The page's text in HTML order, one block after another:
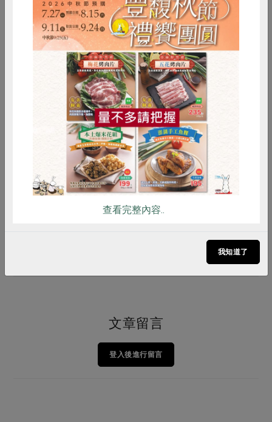
雙味司康
文章留言
登入後進行留言
RPET 食譜 減硝酸鹽
雞蛋 食安 共同購買
查看完整內容..
我知道了